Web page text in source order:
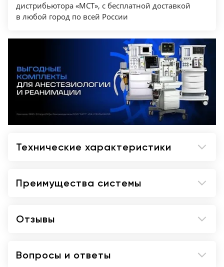
Измерение SpO2 — Да
дистрибьютора «МСТ», с бесплатной доставкой
в любой город по всей России
Технические характеристики
Преимущества системы
Отзывы
Вопросы и ответы